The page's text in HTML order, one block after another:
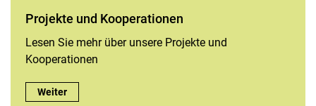
Projekte und Kooperationen
Lesen Sie mehr über unsere Projekte und
Kooperationen
Projekte und Kooperationen:
Weiter